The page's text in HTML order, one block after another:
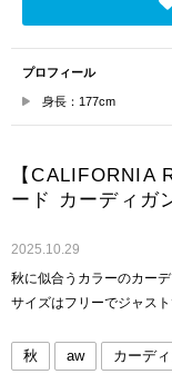
プロフィール
身長：177cm
【CALIFORNIA
ード カーディガ
2025.10.29
秋に似合うカラーのカー
サイズはフリーでジャスト
秋 aw カーデ